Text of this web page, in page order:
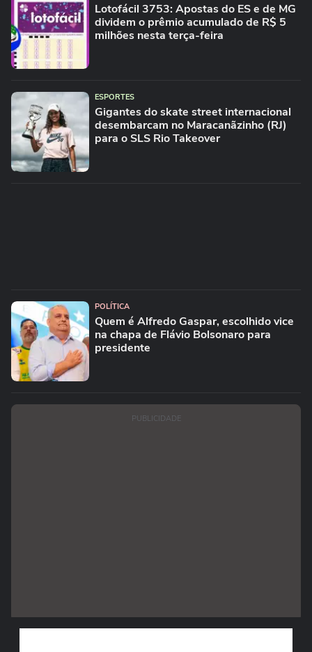
Lotofácil 3753: Apostas do ES e de MG
dividem o prêmio acumulado de R$ 5
milhões nesta terça-feira
ESPORTES
Gigantes do skate street internacional
desembarcam no Maracanãzinho (RJ)
para o SLS Rio Takeover
POLÍTICA
Quem é Alfredo Gaspar, escolhido vice
na chapa de Flávio Bolsonaro para
presidente
PUBLICIDADE